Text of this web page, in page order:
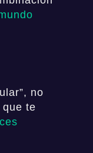
no
te